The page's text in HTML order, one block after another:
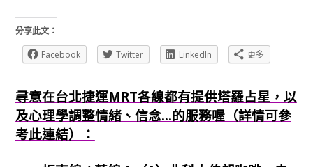
分享此文：
Facebook
Twitter LinkedIn 更多
尋意在台北捷運MRT各線都有提供塔羅占星，以
及心理學調整情緒、信念...的服務喔（詳情可參
考此連結）：